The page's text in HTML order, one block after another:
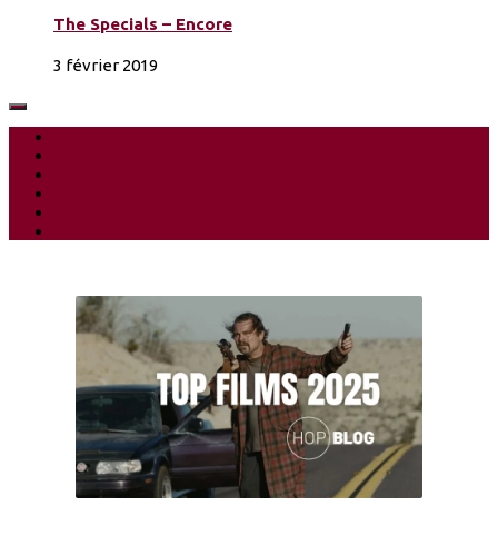
The Specials – Encore
3 février 2019